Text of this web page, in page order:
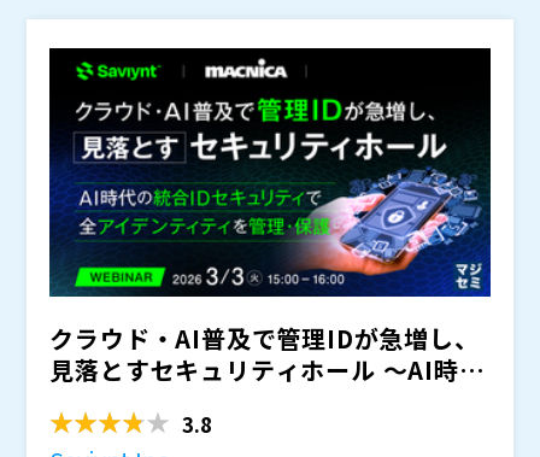
す。
真正性・保存性の確保が求められます。これらを実務と
して支える対策の一つとして、許諾された者のみがアク
セスできるようにするアクセスコントロールや、操作履
歴の記録・監査といった管理が挙げられています。
医療現場では、医師・看護師・コメディカル職員の異動
やローテーション、非常勤職員の採用、さらにはシステ
ム保守を担う委託事業者の関与など、医療情報システム
に関わる人の範囲が常に変化します。
ガイドラインでは、組織としての体制整備や管理責任の
明確化、委託先を含めた安全管理の確保が求められてお
り、実際の運用においては、誰がどの情報・どのシステ
ムにアクセスできるのかを適切に管理し、定期的に状況
を確認・見直すことが重要になります。
退職者IDの残存、共用IDの常態化、委託先のアクセス範
囲が曖昧なまま運用されるといった状況は、インシデン
ト発生時の追跡や説明責任の観点でも課題となり得ま
す。ランサムウェア対策の観点からも、アカウント管理
やアクセス統制の強化は、被害拡大防止と早期復旧を支
える基盤となります。
本セミナーでは、「医療情報システムの安全管理に関す
るガイドライン 第6.0版」の全体像を整理した上で、特
にシステム運用編を中心にその概要とアクセス権限の管
理について分かりやすく解説します。
さらに、Keyspiderを活用し、電子カルテや部門システ
ム、院内IT基盤に分散したIDを統合的に管理すること
で、
クラウド・AI普及で管理IDが急増し、
見落とすセキュリティホール ～AI時代
3.8